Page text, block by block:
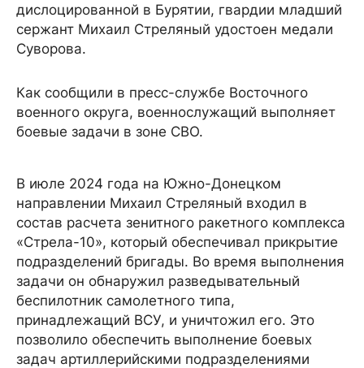
дислоцированной в Бурятии, гвардии младший
сержант Михаил Стреляный удостоен медали
Суворова.
Как сообщили в пресс-службе Восточного
военного округа, военнослужащий выполняет
боевые задачи в зоне СВО.
В июле 2024 года на Южно-Донецком
направлении Михаил Стреляный входил в
состав расчета зенитного ракетного комплекса
«Стрела-10», который обеспечивал прикрытие
подразделений бригады. Во время выполнения
задачи он обнаружил разведывательный
беспилотник самолетного типа,
принадлежащий ВСУ, и уничтожил его. Это
позволило обеспечить выполнение боевых
задач артиллерийскими подразделениями